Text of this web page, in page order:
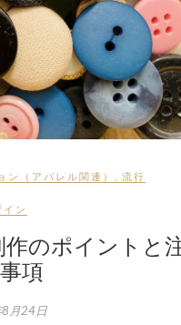
ン（アパレル関連） 流行
イン
のポイントと
項
月24日